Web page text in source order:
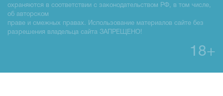
охраняются в соответствии с законодательством РФ, в том числе,
об авторском
праве и смежных правах. Использование материалов сайте без
разрешения владельца сайта ЗАПРЕЩЕНО!
18+